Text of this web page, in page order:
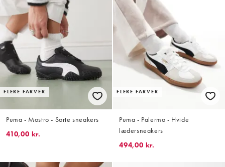
FLERE FARVER
Puma - Mostro - Sorte sneakers
410,00 kr.
FLERE FARVER
Puma - Palermo - Hvide
lædersneakers
494,00 kr.